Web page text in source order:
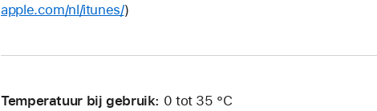
apple.com/nl/itunes/)
Temperatuur bij gebruik: 0 tot 35 °C